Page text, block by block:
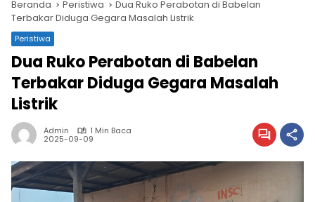
Beranda Peristiwa
Dua Ruko Perabotan di Babelan
Terbakar Diduga Gegara Masalah Listrik
Peristiwa
Dua Ruko Perabotan di Babelan
Terbakar Diduga Gegara Masalah
Listrik
Admin 1 Min Baca
2025-09-09